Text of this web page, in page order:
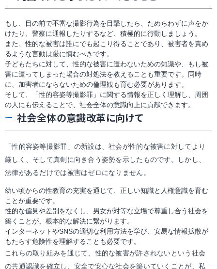
もし、目の前で不審な撮影行為を目撃したら、ためらわずに声をか
けたり、警察に通報したりするなど、積極的に行動しましょう。
また、性的な被害は誰にでも起こり得ることであり、被害者を責め
るような言動は厳に慎むべきです。
子どもたちに対して、性的な被害に遭わないための知識や、もし被
害に遭ってしまった場合の対処法を教えることも重要です。同時
に、加害者にならないための倫理観も育む必要があります。
そして、「性的容姿等撮影罪」に関する情報を正しく理解し、周囲
の人にも伝えることで、社会全体の意識向上に貢献できます。
社会全体の意識改革に向けて
「性的容姿等撮影罪」の新設は、社会が性的な被害に対してより
厳しく、そして真剣に向き合う姿勢を示したものです。しかし、
法律があるだけでは被害はゼロになりません。
幼い頃からの性教育の充実を通じて、正しい知識と人権意識を育む
ことが重要です。
性的な偏見や差別をなくし、男女が対等な立場で尊重し合う社会を
築くことが、根本的な解決に繋がります。
インターネットやSNSの適切な利用方法を学び、安易な情報拡散が
もたらす危険性を理解することも必要です。
これらの取り組みを通じて、性的な被害が許されないという社会
の共通認識を確立し、安全で安心な社会を築いていくことが、私